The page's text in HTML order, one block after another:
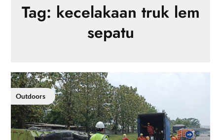
Tag: kecelakaan truk lem
sepatu
Outdoors